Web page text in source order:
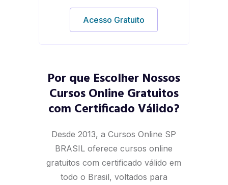
Acesso Gratuito
Por que Escolher Nossos
Cursos Online Gratuitos
com Certificado Válido?
Desde 2013, a Cursos Online SP
BRASIL oferece cursos online
gratuitos com certificado válido em
todo o Brasil, voltados para